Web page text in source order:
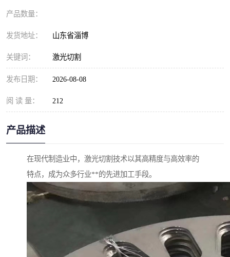
产品数量：
发货地址： 山东省淄博
关键词： 激光切割
发布日期： 2026-08-08
阅 读 量： 212
产品描述
在现代制造业中，激光切割技术以其高精度与高效率的
特点，成为众多行业**的先进加工手段。